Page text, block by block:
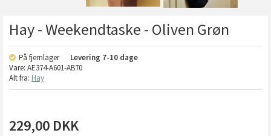
Hay - Weekendtaske - Oliven Grøn
På fjernlager Levering 7-10 dage
Vare: AE374-A601-AB70
Alt fra: Hay
229,00 DKK